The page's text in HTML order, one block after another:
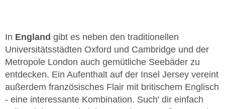
In England gibt es neben den traditionellen
Universitätsstädten Oxford und Cambridge und der
Metropole London auch gemütliche Seebäder zu
entdecken. Ein Aufenthalt auf der Insel Jersey vereint
außerdem französisches Flair mit britischem Englisch
- eine interessante Kombination. Such' dir einfach